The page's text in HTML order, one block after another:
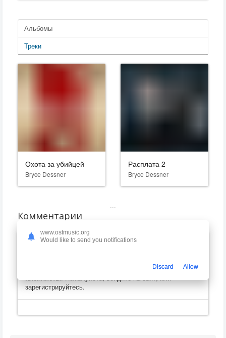
Альбомы
Треки
Охота за убийцей
Bryce Dessner
Расплата 2
Bryce Dessner
...
Комментарии
оценивать, оставлять комментарии, создавать
плейлисты. Пожалуйста, войдите на сайт, или
зарегистрируйтесь.
www.ostmusic.org
Would like to send you notifications
Discard Allow